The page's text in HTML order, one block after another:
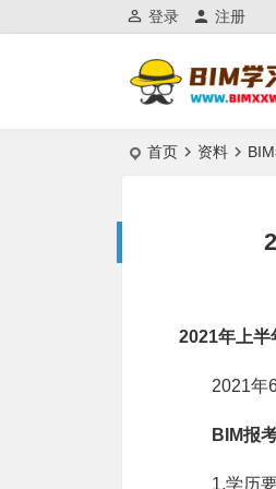
登录 注册
首页 资料
2021年上半
2021年
BIM报
1.学历